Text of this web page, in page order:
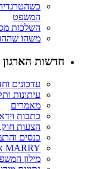
המשפט
השלכות
משהו
חדשות הארגון
עדכונים
עיתונות
מאמרים
כתבות
הצעות
כנסים
MARRY אזרחי
מילון